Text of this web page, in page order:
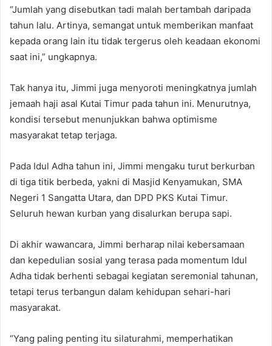
“Jumlah yang disebutkan tadi malah bertambah daripada
tahun lalu. Artinya, semangat untuk memberikan manfaat
kepada orang lain itu tidak tergerus oleh keadaan ekonomi
saat ini,” ungkapnya.
Tak hanya itu, Jimmi juga menyoroti meningkatnya jumlah
jemaah haji asal Kutai Timur pada tahun ini. Menurutnya,
kondisi tersebut menunjukkan bahwa optimisme
masyarakat tetap terjaga.
Pada Idul Adha tahun ini, Jimmi mengaku turut berkurban
di tiga titik berbeda, yakni di Masjid Kenyamukan, SMA
Negeri 1 Sangatta Utara, dan DPD PKS Kutai Timur.
Seluruh hewan kurban yang disalurkan berupa sapi.
Di akhir wawancara, Jimmi berharap nilai kebersamaan
dan kepedulian sosial yang terasa pada momentum Idul
Adha tidak berhenti sebagai kegiatan seremonial tahunan,
tetapi terus terbangun dalam kehidupan sehari-hari
masyarakat.
“Yang paling penting itu silaturahmi, memperhatikan